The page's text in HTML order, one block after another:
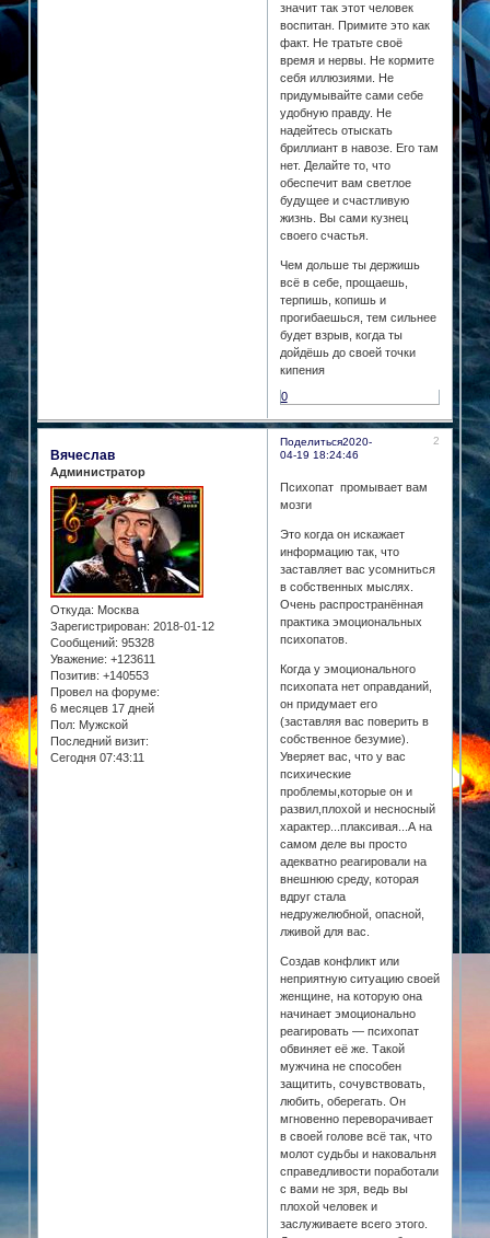
значит так этот человек
воспитан. Примите это как
факт. Не тратьте своё
время и нервы. Не кормите
себя иллюзиями. Не
придумывайте сами себе
удобную правду. Не
надейтесь отыскать
бриллиант в навозе. Его там
нет. Делайте то, что
обеспечит вам светлое
будущее и счастливую
жизнь. Вы сами кузнец
своего счастья.
Чем дольше ты держишь
всё в себе, прощаешь,
терпишь, копишь и
прогибаешься, тем сильнее
будет взрыв, когда ты
дойдёшь до своей точки
кипения
0
Поделиться 2
2020-
04-19 18:24:46
Вячеслав
Администратор
Откуда: Москва
Зарегистрирован: 2018-01-12
Сообщений: 95328
Уважение: +123611
Позитив: +140553
Провел на форуме:
6 месяцев 17 дней
Пол: Мужской
Последний визит:
Сегодня 07:43:11
Психопат промывает вам
мозги
Это когда он искажает
информацию так, что
заставляет вас усомниться
в собственных мыслях.
Очень распространённая
практика эмоциональных
психопатов.
Когда у эмоционального
психопата нет оправданий,
он придумает его
(заставляя вас поверить в
собственное безумие).
Уверяет вас, что у вас
психические
проблемы,которые он и
развил,плохой и несносный
характер...плаксивая...А на
самом деле вы просто
адекватно реагировали на
внешнюю среду, которая
вдруг стала
недружелюбной, опасной,
лживой для вас.
Создав конфликт или
неприятную ситуацию своей
женщине, на которую она
начинает эмоционально
реагировать — психопат
обвиняет её же. Такой
мужчина не способен
защитить, сочувствовать,
любить, оберегать. Он
мгновенно переворачивает
в своей голове всё так, что
молот судьбы и наковальня
справедливости поработали
с вами не зря, ведь вы
плохой человек и
заслуживаете всего этого.